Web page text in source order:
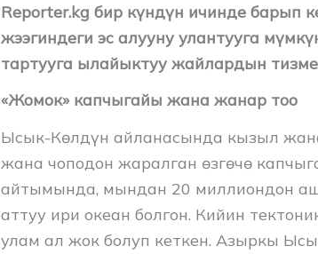
Reporter.kg бир күндүн ичинде барып
жээгиндеги эс алууну улантууга
тартууга ылайыктуу жайлардын
«Жомок» капчыгайы жана жанар тоо
Ысык-Көлдүн айланасында кызыл
жана чоподон жаралган өзгөчө
айтымында, мындан 20 миллиондон
аттуу ири океан болгон. Кийин
улам ал жок болуп кеткен. Азыркы